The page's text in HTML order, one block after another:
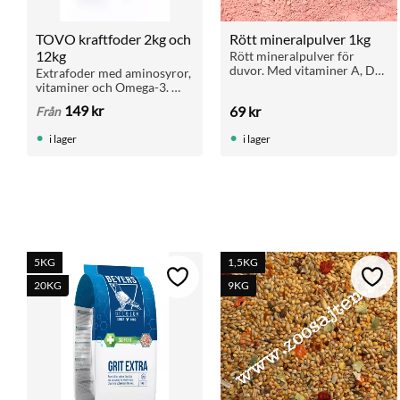
TOVO kraftfoder 2kg och
12kg
Extrafoder med aminosyror,
vitaminer och Omega-3.
Främjar motståndskraft,
fjäderkvalitet och
av daglig foderstat.
Från 149kr
i lager
Rött mineralpulver 1kg
Rött mineralpulver för
duvor. Med vitaminer A, D3,
ben och god allmänhälsa.
69kr
i lager
5KG
20KG
Lägg till i favoriter
1,5KG
9KG